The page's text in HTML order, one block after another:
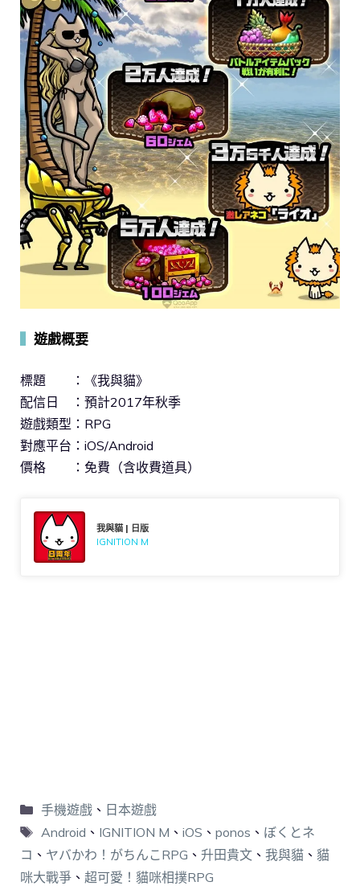
遊戲概要
標題 ：《我與貓》
配信日 ：預計2017年秋季
遊戲類型：RPG
對應平台：iOS/Android
價格 ：免費（含收費道具）
我與貓 | 日版
IGNITION M
手機遊戲、 日本遊戲
Android 、 ​IGNITION M 、 iOS 、 ponos 、 ぼくとネ
コ 、 ヤバかわ！がちんこRPG 、 升田貴文 、 我與貓 、 貓
咪大戰爭 、 超可愛！貓咪相撲RPG